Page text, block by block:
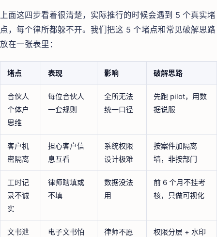
上面这四步看着很清楚，实际推行的时候会遇到 5 个真实堵
点，每个律所都躲不开。我们把这 5 个堵点和常见破解思路
放在一张表里：
堵点 表现 影响 破解思路
合伙人
个体户
思维
每位合伙人
一套规则
全所无法
统一口径
先跑 pilot，用数
据说服
客户机
密隔离
担心客户信
息互看
系统权限
设计极难
按案件加隔离
墙，非按部门
工时记
录不诚
实
律师瞎填或
不填
数据没法
用
前 6 个月不挂考
核，只做可视化
文书泄
电子文书怕
律师不愿
权限分层 + 水印